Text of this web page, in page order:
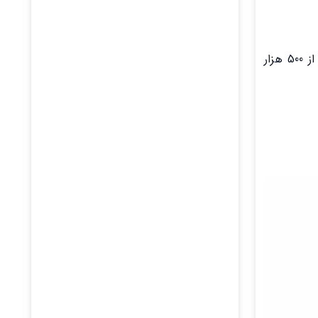
آیگپ به عنوان دومین پیام‌رسان ایرانی از ابتدای اردیبهشت ماه 1401، دریافت پیامک همه تراکنش‌ها از جمله تراکنش های کمتر از 500 هزار